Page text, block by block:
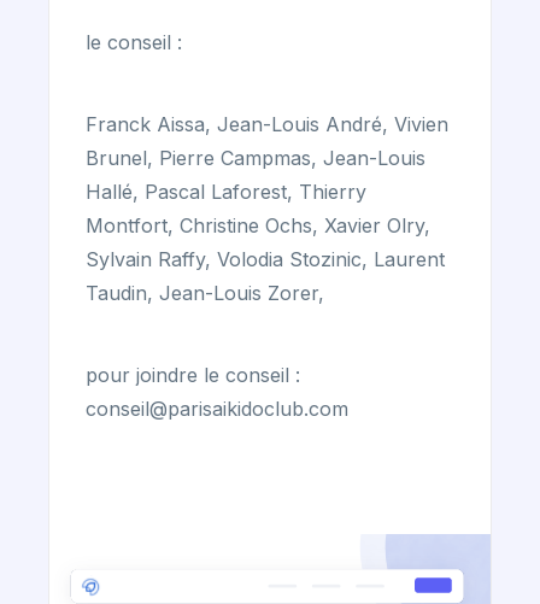
le conseil :
Franck Aissa, Jean-Louis André, Vivien
Brunel, Pierre Campmas, Jean-Louis
Hallé, Pascal Laforest, Thierry
Montfort, Christine Ochs, Xavier Olry,
Sylvain Raffy, Volodia Stozinic, Laurent
Taudin, Jean-Louis Zorer,
pour joindre le conseil :
conseil@parisaikidoclub.com